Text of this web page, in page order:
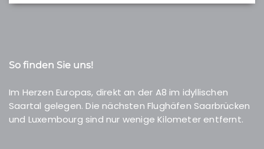
So finden Sie uns!
Im Herzen Europas, direkt an der A8 im idyllischen
Saartal gelegen. Die nächsten Flughäfen Saarbrücken
und Luxembourg sind nur wenige Kilometer entfernt.